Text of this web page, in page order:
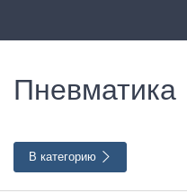
Пневматика
В категорию